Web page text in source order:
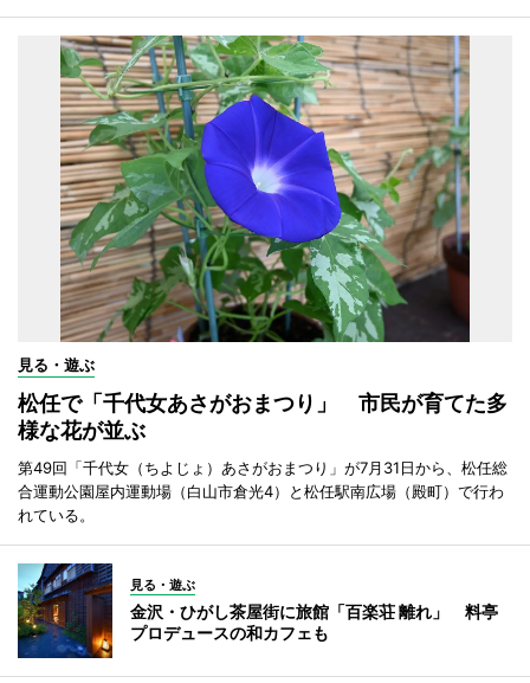
見る・遊ぶ
松任で「千代女あさがおまつり」 市民が育てた多
様な花が並ぶ
第49回「千代女（ちよじょ）あさがおまつり」が7月31日から、松任総
合運動公園屋内運動場（白山市倉光4）と松任駅南広場（殿町）で行わ
れている。
見る・遊ぶ
金沢・ひがし茶屋街に旅館「百楽荘 離れ」 料亭
プロデュースの和カフェも